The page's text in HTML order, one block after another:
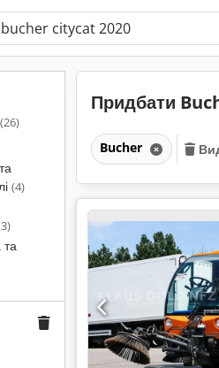
(26)
(4)
та
Придбати
Bucher